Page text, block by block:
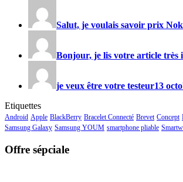
Salut, je voulais savoir prix
Bonjour, je lis votre article très
je veux être votre testeur13
Etiquettes
Android Apple BlackBerry Bracelet Connecté Brevet Concept
Samsung Galaxy Samsung YOUM smartphone pliable
Offre sépciale